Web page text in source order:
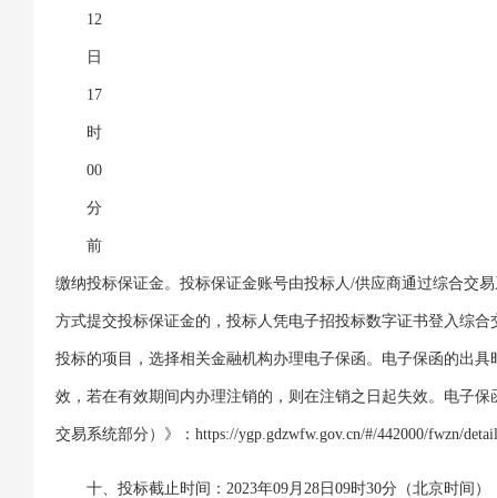
12
日
17
时
00
分
前
缴纳投标保证金。投标保证金账号由投标人/供应商通过综合交
方式提交投标保证金的，投标人凭电子招投标数字证书登入综
投标的项目，选择相关金融机构办理电子保函。电子保函的出
效，若在有效期间内办理注销的，则在注销之日起失效。电子
交易系统部分）》：https://ygp.gdzwfw.gov.cn/#/442000/fwzn/
十、投标截止时间：2023年09月28日09时30分（北京时间）